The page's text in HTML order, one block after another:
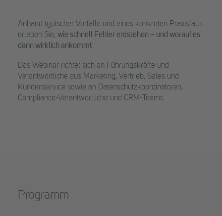
Anhand typischer Vorfälle und eines konkreten Praxisfalls
erleben Sie, wie schnell Fehler entstehen – und worauf es
dann wirklich ankommt.
Das Webinar richtet sich an Führungskräfte und
Verantwortliche aus Marketing, Vertrieb, Sales und
Kundenservice sowie an Datenschutzkoordinatoren,
Compliance-Verantwortliche und CRM-Teams.
Programm